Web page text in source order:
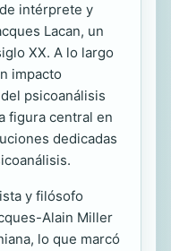
intérprete y
Lacan, un
XX. A lo largo
impacto
psicoanálisis
figura central en
dedicadas
y filósofo
Alain Miller
lo que marcó